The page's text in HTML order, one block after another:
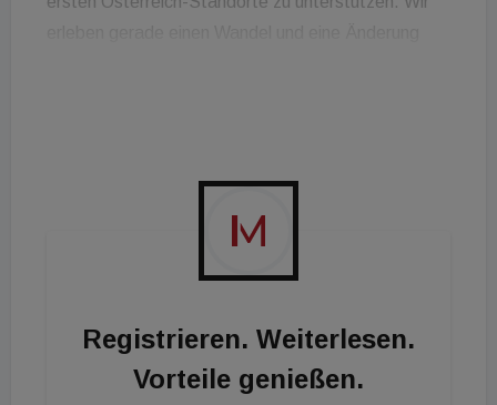
der Büroimmobilien. Weitere Standorte folgen
Registrieren. Weiterlesen.
Vorteile genießen.